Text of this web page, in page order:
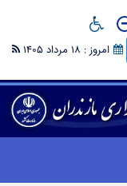
امروز : 18 مرداد 1405